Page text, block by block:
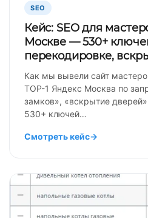
SEO
Кейс: SEO для
Москве — 530+
перекодировке,
Как мы вывели сайт
TOP-1 Яндекс Москва по
замков», «вскрытие
530+ ключей…
Смотреть кейс→